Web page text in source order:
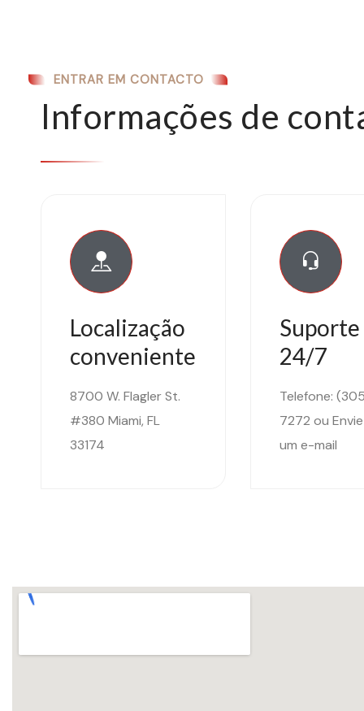
ENTRAR EM CONTACTO
Informações de
Localização
conveniente
8700 W. Flagler St.
#380 Miami, FL
33174
Suporte
24/7
Telefone:
7272ou
um e-mail